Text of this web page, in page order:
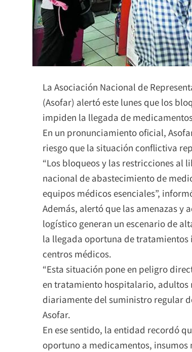
La Asociación Nacional de
(Asofar) alertó este lunes que los
impiden la llegada de
En un pronunciamiento oficial,
riesgo que la situación conflictiva
“Los bloqueos y las restricciones al
nacional de abastecimiento de
equipos médicos esenciales”,
Además, alertó que las amenazas y
logístico generan un escenario de
la llegada oportuna de
centros médicos.
“Esta situación pone en peligro
en tratamiento hospitalario, adultos
diariamente del suministro regular
Asofar.
En ese sentido, la entidad recordó
oportuno a medicamentos,